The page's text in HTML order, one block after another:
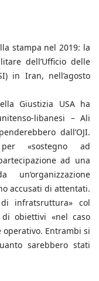
stampa nel 2019: la
dell’Ufficio delle
in Iran, nell’agosto
Giustizia USA ha
libanesi – Ali
dall’OJI.
«sostegno ad
ad una
accusati di attentati.
infratsruttura» col
obiettivi «nel caso
operativo. Entrambi si
sarebbero stati